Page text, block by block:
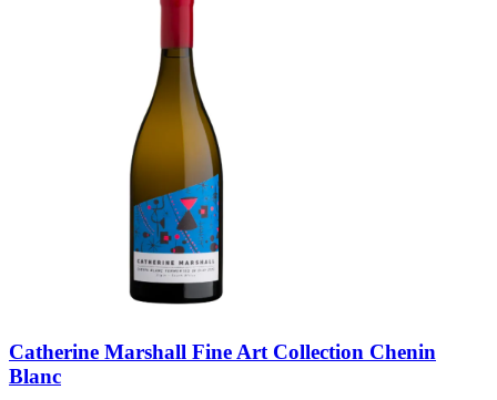
Catherine Marshall Fine Art Collection Chenin
Blanc